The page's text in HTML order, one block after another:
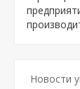
Новости